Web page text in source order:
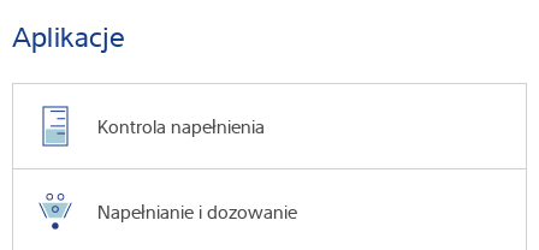
Aplikacje
Kontrola napełnienia
Napełnianie i dozowanie